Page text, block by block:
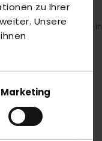
zu Ihrer
Unsere
Marketing
für zufälligen Rebound in